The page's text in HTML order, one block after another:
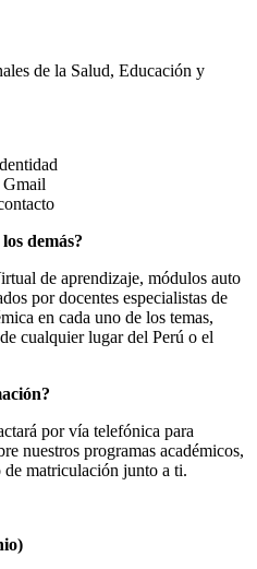
de la Salud, Educación y
demás?
de aprendizaje, módulos auto
por docentes especialistas de
en cada uno de los temas,
cualquier lugar del Perú o el
por vía telefónica para
nuestros programas académicos,
de matriculación junto a ti.